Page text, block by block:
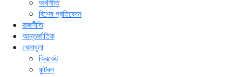
অর্থনীতি
বিশেষ প্রতিবেদন
রাজনীতি
আন্তর্জাতিক
খেলাধুলা
ক্রিকেট
ফুটবল